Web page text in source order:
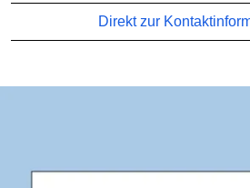
Direkt zur